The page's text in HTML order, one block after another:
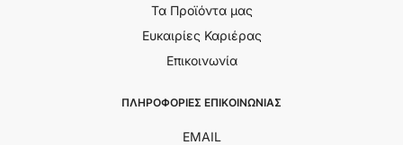
Τα Προϊόντα μας
Ευκαιρίες Καριέρας
Επικοινωνία
ΠΛΗΡΟΦΟΡΙΕΣ ΕΠΙΚΟΙΝΩΝΙΑΣ
EMAIL